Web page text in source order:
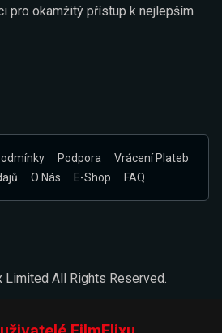
pro okamžitý přístup k nejlepším
Podpora
Vrácení Plateb
O Nás E-Shop FAQ
All Rights Reserved.